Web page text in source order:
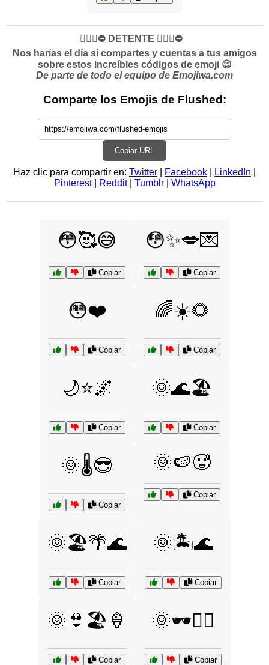
✋🏻🛑⛔️ DETENTE ✋🏻🛑⛔️
Nos harías el día si compartes y cuentas a tus amigos
sobre estos increíbles códigos de emoji 😊
De parte de todo el equipo de Emojiwa.com
Comparte los Emojis de Flushed:
Copiar URL
Haz clic para compartir en: Twitter Facebook LinkedIn
Pinterest| Reddit| Tumblr| WhatsApp
😳🥰😅
Copiar
😳✨💋💌
Copiar
😳❤️
Copiar
🌈☀️🌻
Copiar
🌙⭐🌌
Copiar
🌞🌊🏖️
Copiar
🌞🌡️😎
Copiar
🌞🍉🥵
Copiar
🌞🏖️🌴🌊
Copiar
🌞🏝️🌊
Copiar
🌞👙🏖️🍦
Copiar
🌞🕶️🏄‍♀️
Copiar